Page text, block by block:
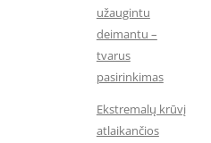
užaugintu
deimantu –
tvarus
pasirinkimas
Ekstremalų krūvį
atlaikančios